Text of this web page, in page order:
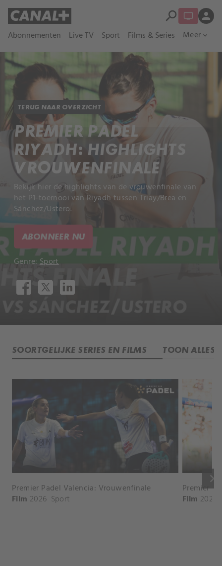
Abonnementen Live TV Sport Films & Series Meer expand_more
search person
TERUG NAAR OVERZICHT
PREMIER PADEL
RIYADH: HIGHLIGHTS
VROUWENFINALE
Bekijk hier de highlights van de vrouwenfinale van
het P1-toernooi van Riyadh tussen Triay/Brea en
Sánchez/Ustero.
ABONNEER NU
Genre: Sport
SOORTGELIJKE SERIES EN FILMS TOON ALLES
keyboard_arrow_right
Premier Padel Valencia: Vrouwenfinale
Film 2026 Sport
Premier
Film 2026